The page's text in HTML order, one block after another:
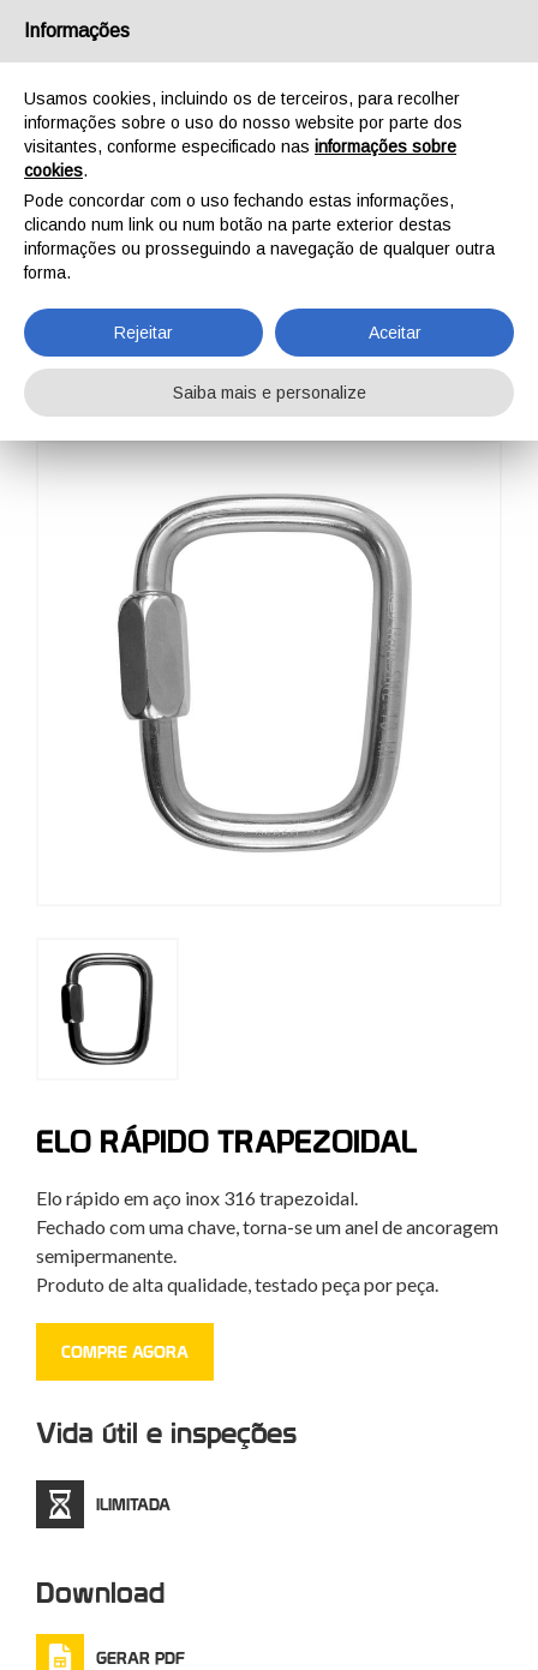
LINKS RÁPIDOS
QUICK LINK TRAPEZIUM
QUICK
LINK TRAPEZIUM
ELO RÁPIDO TRAPEZOIDAL
Elo rápido em aço inox 316 trapezoidal.
Fechado com uma chave, torna-se um anel de ancoragem
semipermanente.
Produto de alta qualidade, testado peça por peça.
COMPRE AGORA
Vida útil e inspeções
ILIMITADA
Download
GERAR PDF
Informações
Usamos cookies, incluindo os de terceiros, para recolher
informações sobre o uso do nosso website por parte dos
visitantes, conforme especificado nas informações sobre
cookies.
Pode concordar com o uso fechando estas informações,
clicando num link ou num botão na parte exterior destas
informações ou prosseguindo a navegação de qualquer outra
forma.
Rejeitar Aceitar
Saiba mais e personalize